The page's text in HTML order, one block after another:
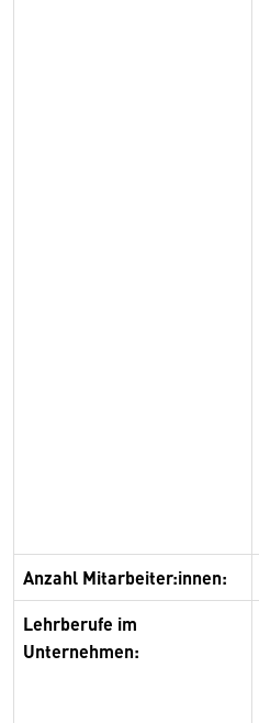
Anzahl Mitarbeiter:innen:
Lehrberufe im
Unternehmen: